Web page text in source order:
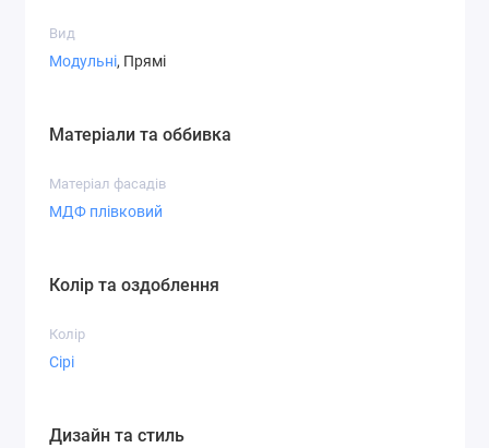
Вид
Модульні, Прямі
Матеріали та оббивка
Матеріал фасадів
МДФ плівковий
Колір та оздоблення
Колір
Сірі
Дизайн та стиль